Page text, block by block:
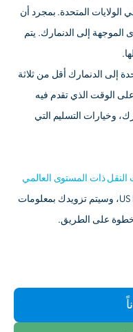
المتحدة. بمجرد أن
إلى الدنمارك. يتم
إلى الدنمارك أقل من ثلاثة
الوقت الذي تقدم فيه
وخيارات التسليم التي
ذات المستوى العالمي
بما في ذلك DHL وFedEx وAramex وUS Postal، وسيتم تزويدك بمعلومات
خطوة على الطريق.